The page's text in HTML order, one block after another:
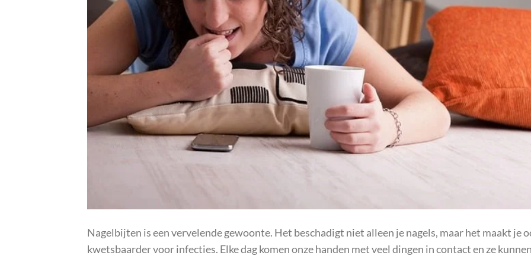
Nagelbijten is een vervelende gewoonte. Het beschadigt niet alleen je nagels, maar het maakt je
kwetsbaarder voor infecties. Elke dag komen onze handen met veel dingen in contact en ze